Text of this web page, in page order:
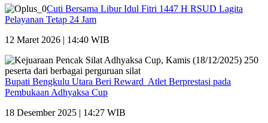
Cuti Bersama Libur Idul Fitri 1447 H RSUD Lagita
Pelayanan Tetap 24 Jam
12 Maret 2026 | 14:40 WIB
Bupati Bengkulu Utara Beri Reward Atlet Berprestasi pada
Pembukaan Adhyaksa Cup
18 Desember 2025 | 14:27 WIB